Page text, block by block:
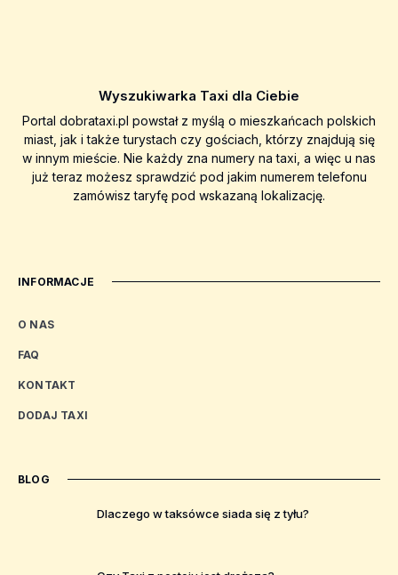
Wyszukiwarka Taxi dla Ciebie
Portal dobrataxi.pl powstał z myślą o mieszkańcach polskich
miast, jak i także turystach czy gościach, którzy znajdują się
w innym mieście. Nie każdy zna numery na taxi, a więc u nas
już teraz możesz sprawdzić pod jakim numerem telefonu
zamówisz taryfę pod wskazaną lokalizację.
INFORMACJE
O NAS
FAQ
KONTAKT
DODAJ TAXI
BLOG
Dlaczego w taksówce siada się z tyłu?